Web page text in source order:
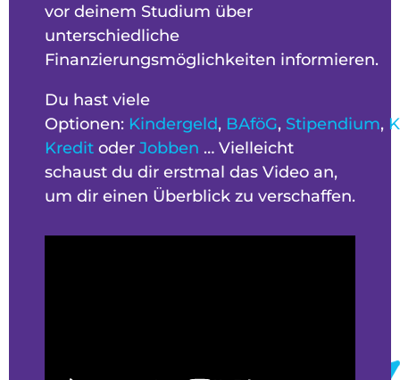
vor deinem Studium über
unterschiedliche
Finanzierungsmöglichkeiten informieren.
Du hast viele
Optionen: Kindergeld, BAföG, Stipendium,
Kredit oder Jobben … Vielleicht
schaust du dir erstmal das Video an,
um dir einen Überblick zu verschaffen.